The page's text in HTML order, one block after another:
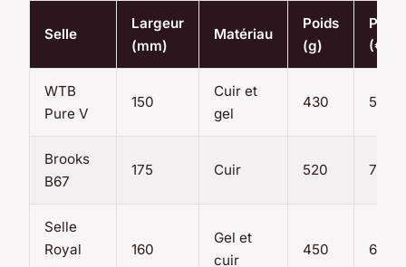
Selle
Largeur
(mm)
Matériau
Poids
(g)
Prix
(€)
WTB
Pure V
150
Cuir et
gel
430 50
Brooks
B67
175 Cuir 520 70
Selle
Royal
160
Gel et
cuir
450 60